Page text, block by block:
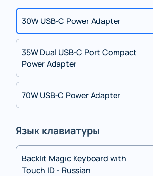
30W USB‑C Power Adapter
35W Dual USB‑C Port Compact
Power Adapter
70W USB‑C Power Adapter
Язык клавиатуры
Backlit Magic Keyboard with
Touch ID - Russian